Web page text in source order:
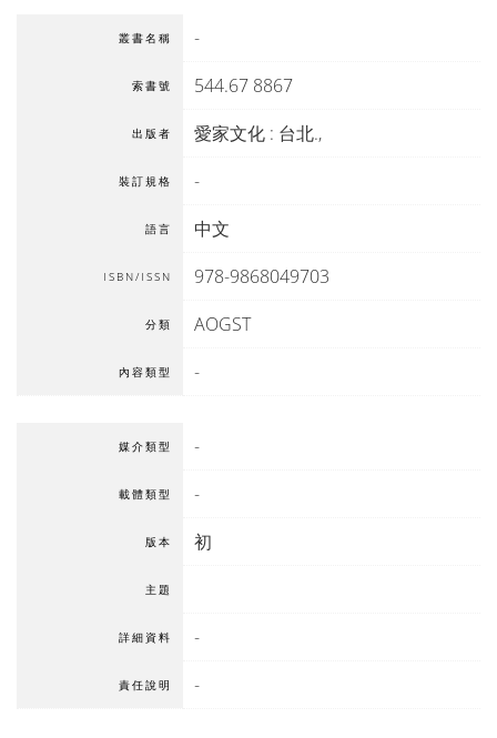
叢書名稱 -
索書號 544.67 8867
出版者 愛家文化 : 台北.,
裝訂規格 -
語言 中文
ISBN/ISSN 978-9868049703
分類 AOGST
內容類型 -
媒介類型 -
載體類型 -
版本 初
主題
詳細資料 -
責任說明 -